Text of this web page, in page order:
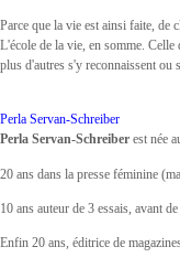
Parce que la vie est ainsi faite, de
L'école de la vie, en somme.
plus d'autres s'y reconnaissent ou
Perla Servan-Schreiber
Perla Servan-Schreiber est née
20 ans dans la presse féminine
10 ans auteur de 3 essais, avant
Enfin 20 ans, éditrice de